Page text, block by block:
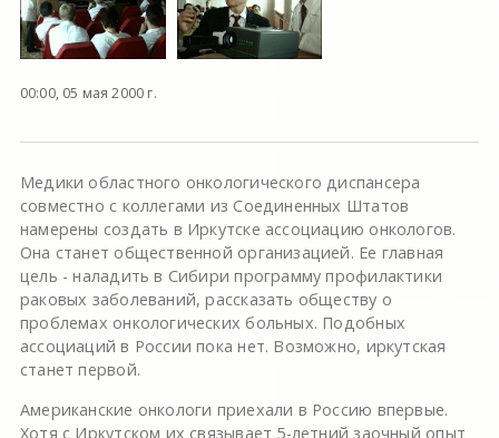
00:00, 05 мая 2000 г.
Медики областного онкологического диспансера
совместно с коллегами из Соединенных Штатов
намерены создать в Иркутске ассоциацию онкологов.
Она станет общественной организацией. Ее главная
цель - наладить в Сибири программу профилактики
раковых заболеваний, рассказать обществу о
проблемах онкологических больных. Подобных
ассоциаций в России пока нет. Возможно, иркутская
станет первой.
Американские онкологи приехали в Россию впервые.
Хотя с Иркутском их связывает 5-летний заочный опыт